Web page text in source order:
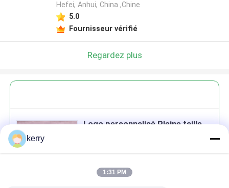
Hefei, Anhui, China ,Chine
5.0
Fournisseur vérifié
Regardez plus
Logo personnalisé Pleine taille
kerry
1:31 PM